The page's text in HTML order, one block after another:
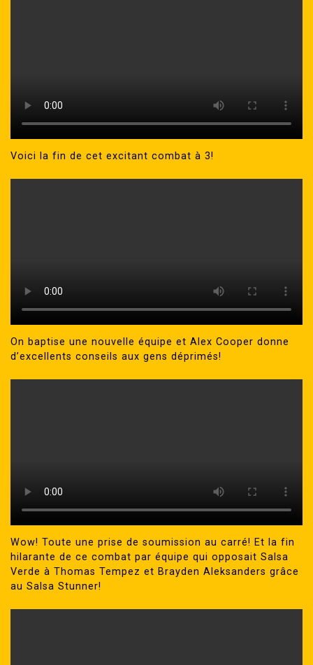
Voici la fin de cet excitant combat à 3!
On baptise une nouvelle équipe et Alex Cooper donne
d’excellents conseils aux gens déprimés!
Wow! Toute une prise de soumission au carré! Et la fin
hilarante de ce combat par équipe qui opposait Salsa
Verde à Thomas Tempez et Brayden Aleksanders grâce
au Salsa Stunner!